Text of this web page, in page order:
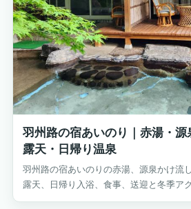
羽州路の宿あいのり｜赤湯・
露天・日帰り温泉
羽州路の宿あいのりの赤湯、源泉かけ流
露天、日帰り入浴、食事、送迎と冬季ア